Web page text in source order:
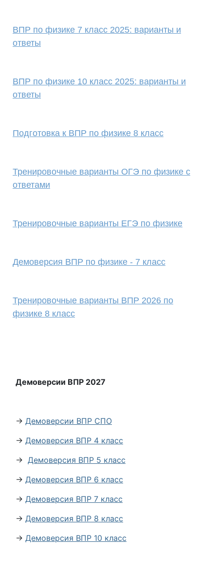
ВПР по физике 7 класс 2025: варианты и
ответы
ВПР по физике 10 класс 2025: варианты и
ответы
Подготовка к ВПР по физике 8 класс
Тренировочные варианты ОГЭ по физике с
ответами
Тренировочные варианты ЕГЭ по физике
Демоверсия ВПР по физике - 7 класс
Тренировочные варианты ВПР 2026 по
физике 8 класс
Демоверсии ВПР 2027
→ Демоверсии ВПР СПО
→ Демоверсия ВПР 4 класс
→ Демоверсия ВПР 5 класс
→ Демоверсия ВПР 6 класс
→ Демоверсия ВПР 7 класс
→ Демоверсия ВПР 8 класс
→ Демоверсия ВПР 10 класс